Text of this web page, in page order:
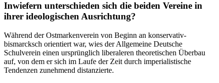
Inwiefern unterschieden sich die beiden Vereine in
ihrer ideologischen Ausrichtung?
Während der Ostmarkenverein von Beginn an konservativ-
bismarcksch orientiert war, wies der Allgemeine Deutsche
Schulverein einen ursprünglich liberaleren theoretischen Überbau
auf, von dem er sich im Laufe der Zeit durch imperialistische
Tendenzen zunehmend distanzierte.